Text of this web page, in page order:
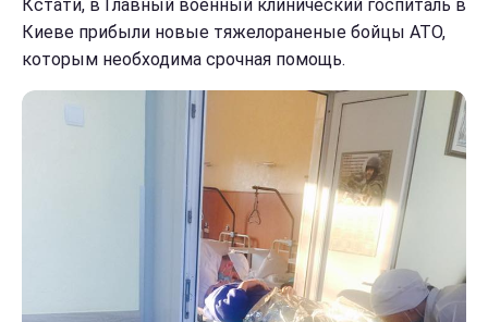
Кстати, в Главный военный клинический госпиталь в
Киеве прибыли новые тяжелораненые бойцы АТО,
которым необходима срочная помощь.